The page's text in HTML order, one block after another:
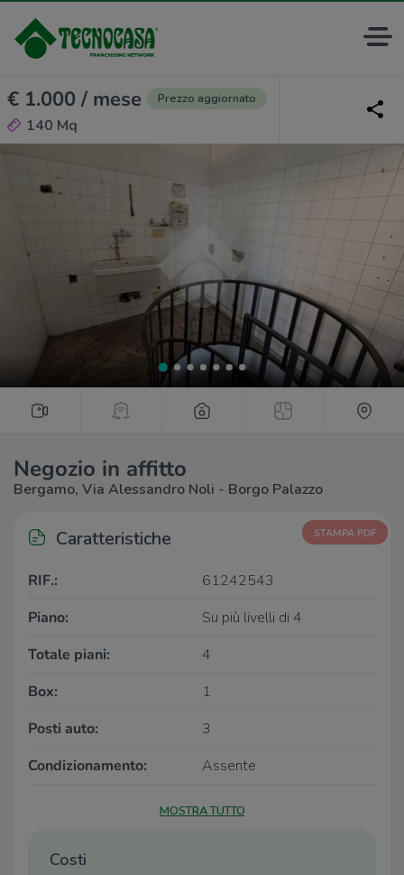
€ 1.000 / mese Prezzo aggiornato
140 Mq
Negozio in affitto
Bergamo, Via Alessandro Noli - Borgo Palazzo
Caratteristiche STAMPA PDF
RIF.:
61242543
Piano:
Su più livelli di 4
Totale piani:
4
Box:
1
Posti auto:
3
Condizionamento:
Assente
MOSTRA TUTTO
Costi